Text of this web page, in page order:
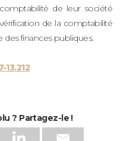
de leur société
de la comptabilité
des finances publiques.
13.212
? Partagez-le !